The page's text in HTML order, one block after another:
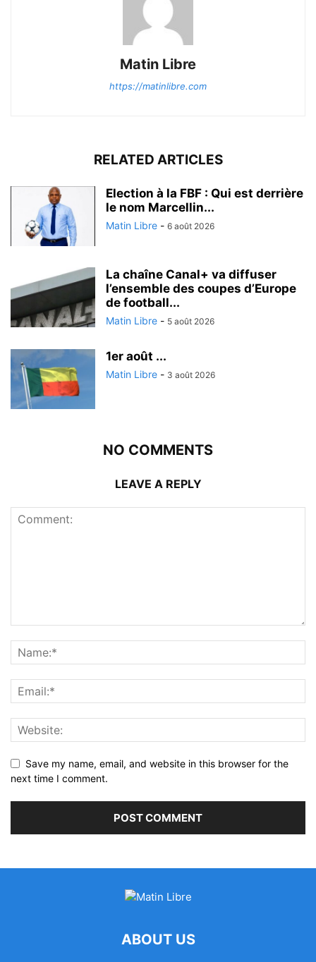
Matin Libre
https://matinlibre.com
RELATED ARTICLES
Election à la FBF : Qui est derrière
le nom Marcellin...
Matin Libre - 6 août 2026
La chaîne Canal+ va diffuser
l’ensemble des coupes d’Europe
de football...
Matin Libre - 5 août 2026
1er août ...
Matin Libre - 3 août 2026
NO COMMENTS
LEAVE A REPLY
Save my name, email, and website in this browser for the
next time I comment.
ABOUT US